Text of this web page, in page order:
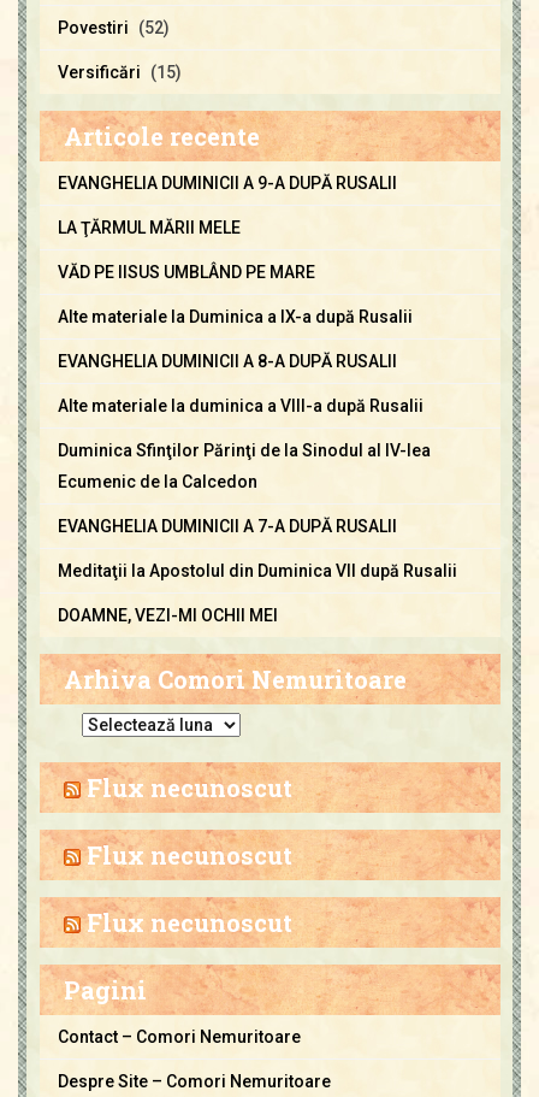
Povestiri (52)
Versificări (15)
Articole recente
EVANGHELIA DUMINICII A 9-A DUPĂ RUSALII
LA ŢĂRMUL MĂRII MELE
VĂD PE IISUS UMBLÂND PE MARE
Alte materiale la Duminica a IX-a după Rusalii
EVANGHELIA DUMINICII A 8-A DUPĂ RUSALII
Alte materiale la duminica a VIII-a după Rusalii
Duminica Sfinţilor Părinţi de la Sinodul al IV-lea
Ecumenic de la Calcedon
EVANGHELIA DUMINICII A 7-A DUPĂ RUSALII
Meditaţii la Apostolul din Duminica VII după Rusalii
DOAMNE, VEZI-MI OCHII MEI
Arhiva Comori Nemuritoare
h
i
a
C
o
m
i
Flux necunoscut
Flux necunoscut
Flux necunoscut
Pagini
Contact – Comori Nemuritoare
Despre Site – Comori Nemuritoare